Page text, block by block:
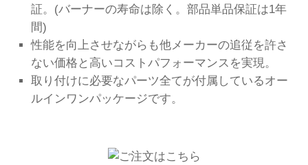
証。(バーナーの寿命は除く。部品単品保証は1年
間)
性能を向上させながらも他メーカーの追従を許さ
ない価格と高いコストパフォーマンスを実現。
取り付けに必要なパーツ全てが付属しているオー
ルインワンパッケージです。